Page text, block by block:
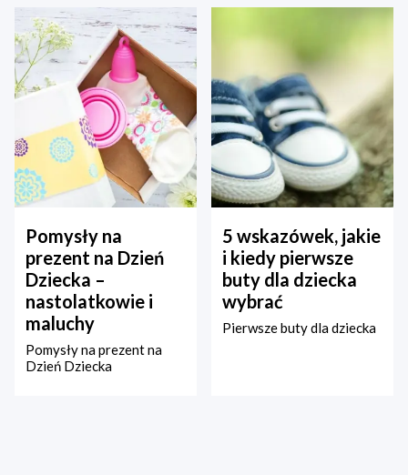
Pomysły na
prezent na Dzień
Dziecka –
nastolatkowie i
maluchy
Pomysły na prezent na
Dzień Dziecka
5 wskazówek, jakie
i kiedy pierwsze
buty dla dziecka
wybrać
Pierwsze buty dla dziecka